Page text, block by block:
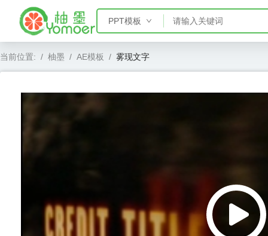
PPT模板
当前位置: / 柚墨 / AE模板 / 雾现文字